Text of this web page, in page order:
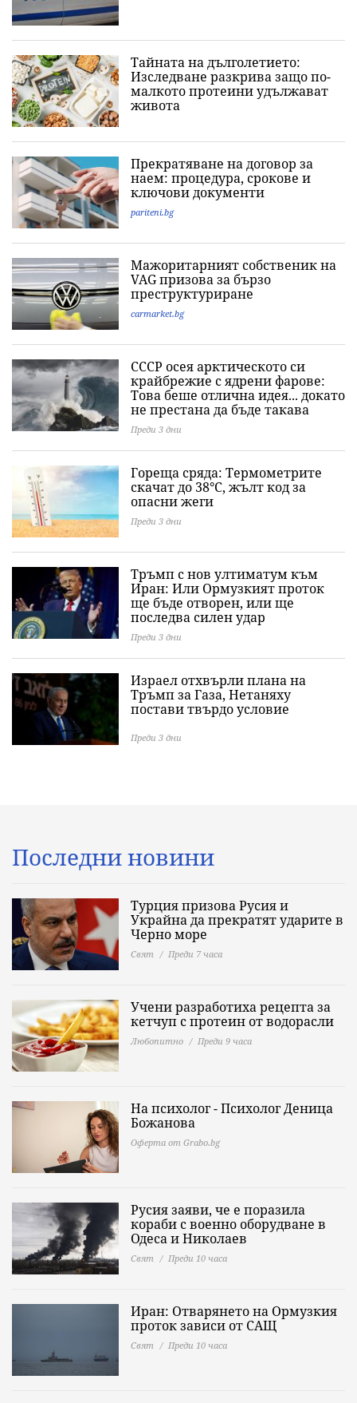
Тайната на дълголетието:
Изследване разкрива защо по-
малкото протеини удължават
живота
Прекратяване на договор за
наем: процедура, срокове и
ключови документи
pariteni.bg
Мажоритарният собственик на
VAG призова за бързо
преструктуриране
carmarket.bg
СССР осея арктическото си
крайбрежие с ядрени фарове:
Това беше отлична идея... докато
не престана да бъде такава
Преди 3 дни
Гореща сряда: Термометрите
скачат до 38°C, жълт код за
опасни жеги
Преди 3 дни
Тръмп с нов ултиматум към
Иран: Или Ормузкият проток
ще бъде отворен, или ще
последва силен удар
Преди 3 дни
Израел отхвърли плана на
Тръмп за Газа, Нетаняху
постави твърдо условие
Преди 3 дни
Последни новини
Турция призова Русия и
Украйна да прекратят ударите в
Черно море
Свят Преди 7 часа
Учени разработиха рецепта за
кетчуп с протеин от водорасли
Любопитно Преди 9 часа
На психолог - Психолог Деница
Божанова
Оферта от Grabo.bg
Русия заяви, че е поразила
кораби с военно оборудване в
Одеса и Николаев
Свят Преди 10 часа
Иран: Отварянето на Ормузкия
проток зависи от САЩ
Свят Преди 10 часа